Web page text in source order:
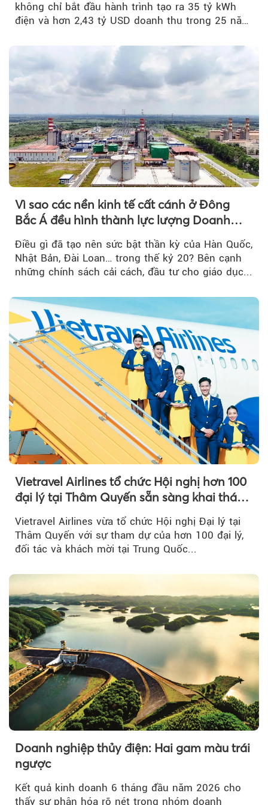
không chỉ bắt đầu hành trình tạo ra 35 tỷ kWh
điện và hơn 2,43 tỷ USD doanh thu trong 25 năm
Vì sao các nền kinh tế cất cánh ở Đông
Bắc Á đều hình thành lực lượng Doanh
Điều gì đã tạo nên sức bật thần kỳ của Hàn Quốc,
Nhật Bản, Đài Loan… trong thế kỷ 20? Bên cạnh
những chính sách cải cách, đầu tư cho giáo dục...
Vietravel Airlines tổ chức Hội nghị hơn 100
đại lý tại Thâm Quyến sẵn sàng khai thác
đường bay thẳng TP.HCM - Thâm Quyến
Vietravel Airlines vừa tổ chức Hội nghị Đại lý tại
Thâm Quyến với sự tham dự của hơn 100 đại lý,
đối tác và khách mời tại Trung Quốc...
Doanh nghiệp thủy điện: Hai gam màu trái
ngược
Kết quả kinh doanh 6 tháng đầu năm 2026 cho
thấy sự phân hóa rõ nét trong nhóm doanh